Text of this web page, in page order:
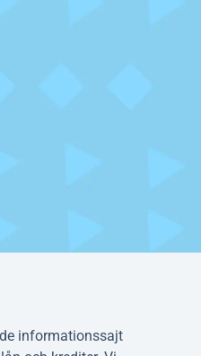
informationssajt